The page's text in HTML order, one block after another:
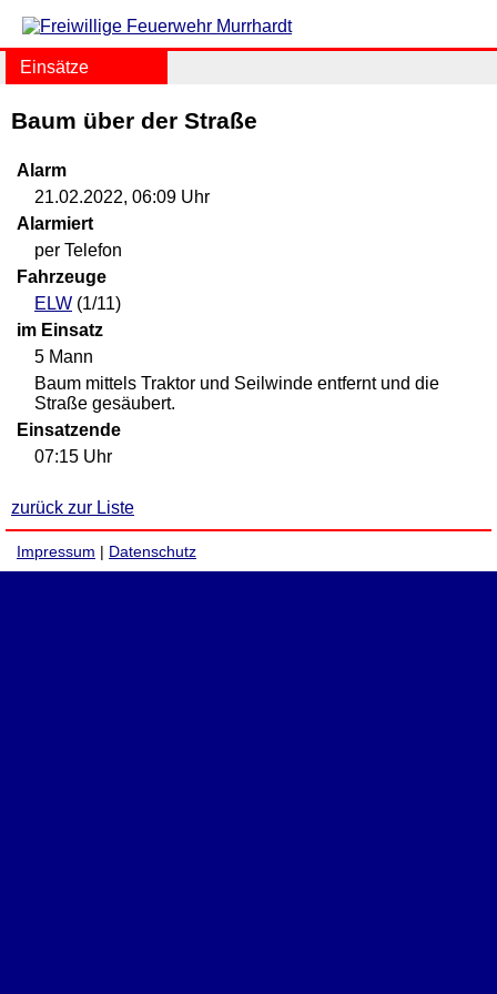
Einsätze
Baum über der Straße
Alarm
21.02.2022, 06:09 Uhr
Alarmiert
per Telefon
Fahrzeuge
ELW (1/11)
im Einsatz
5 Mann
Baum mittels Traktor und Seilwinde entfernt und die
Straße gesäubert.
Einsatzende
07:15 Uhr
zurück zur Liste
Impressum | Datenschutz